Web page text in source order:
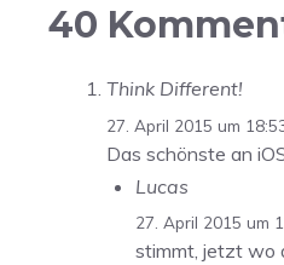
40
Think Different!
27. April 2015 um
Das schönste an
Lucas
27. April 2015 um
stimmt, jetzt wo